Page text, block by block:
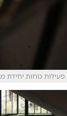
פעילות כוחות יחידת